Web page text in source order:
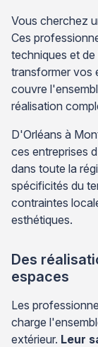
Vous cherchez
Ces
techniques et
transformer vos
couvre
réalisation
D'Orléans à
ces entreprises
dans toute la
spécificités du
contraintes
esthétiques.
Des
espaces
Les
charge
extérieur. Leur